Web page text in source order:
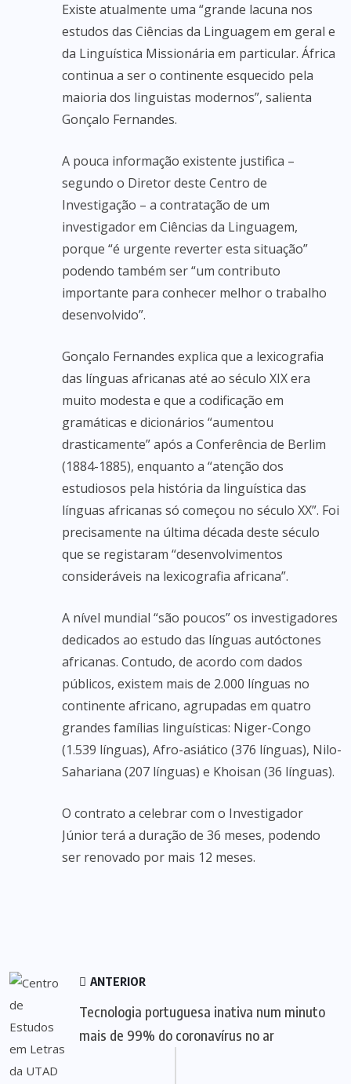
Existe atualmente uma “grande lacuna nos
estudos das Ciências da Linguagem em geral e
da Linguística Missionária em particular. África
continua a ser o continente esquecido pela
maioria dos linguistas modernos”, salienta
Gonçalo Fernandes.
A pouca informação existente justifica –
segundo o Diretor deste Centro de
Investigação – a contratação de um
investigador em Ciências da Linguagem,
porque “é urgente reverter esta situação”
podendo também ser “um contributo
importante para conhecer melhor o trabalho
desenvolvido”.
Gonçalo Fernandes explica que a lexicografia
das línguas africanas até ao século XIX era
muito modesta e que a codificação em
gramáticas e dicionários “aumentou
drasticamente” após a Conferência de Berlim
(1884-1885), enquanto a “atenção dos
estudiosos pela história da linguística das
línguas africanas só começou no século XX”. Foi
precisamente na última década deste século
que se registaram “desenvolvimentos
consideráveis na lexicografia africana”.
A nível mundial “são poucos” os investigadores
dedicados ao estudo das línguas autóctones
africanas. Contudo, de acordo com dados
públicos, existem mais de 2.000 línguas no
continente africano, agrupadas em quatro
grandes famílias linguísticas: Niger-Congo
(1.539 línguas), Afro-asiático (376 línguas), Nilo-
Sahariana (207 línguas) e Khoisan (36 línguas).
O contrato a celebrar com o Investigador
Júnior terá a duração de 36 meses, podendo
ser renovado por mais 12 meses.
ANTERIOR
Tecnologia portuguesa inativa num minuto
mais de 99% do coronavírus no ar